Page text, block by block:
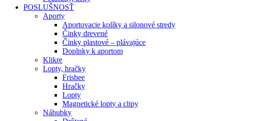
POSLUŠNOSŤ
Aporty
Aportovacie kolíky a silonové stredy
Činky drevené
Činky plastové – plávajúce
Doplnky k aportom
Klikre
Lopty, hračky
Frisbee
Hračky
Lopty
Magnetické lopty a clipy
Náhubky